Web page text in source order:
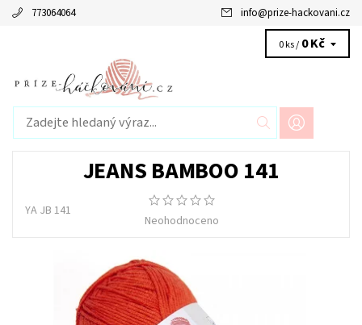
773064064 info@prize-hackovani.cz
0 ks / 0 Kč
JEANS BAMBOO 141
YA JB 141
Neohodnoceno